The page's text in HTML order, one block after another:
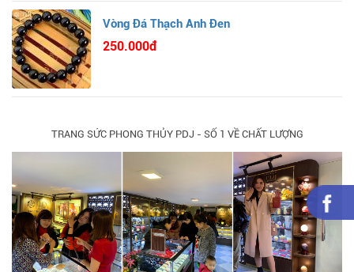
Vòng Đá Thạch Anh Đen
250.000đ
TRANG SỨC PHONG THỦY PDJ - SỐ 1 VỀ CHẤT LƯỢNG